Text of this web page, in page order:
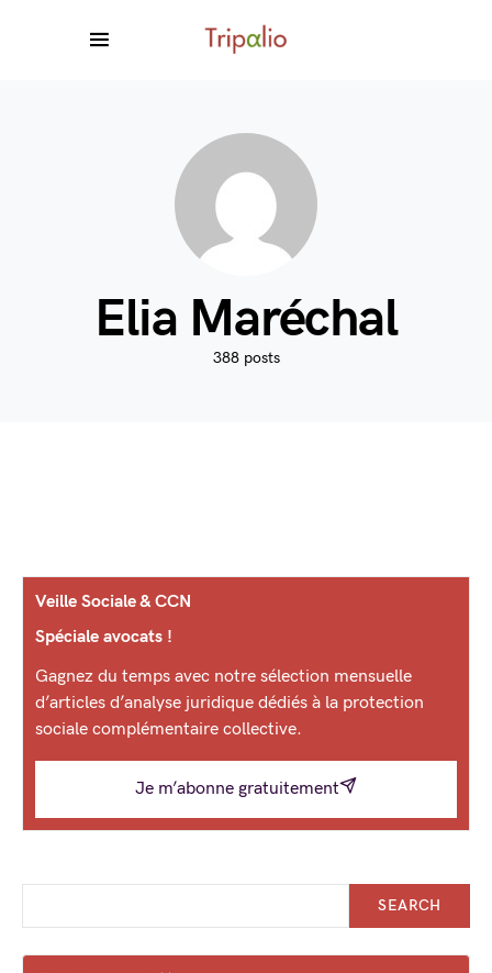
Elia Maréchal
388 posts
Veille Sociale & CCN
Spéciale avocats !
Gagnez du temps avec notre sélection mensuelle
d’articles d’analyse juridique dédiés à la protection
sociale complémentaire collective.
Je m’abonne gratuitement
SEARCH